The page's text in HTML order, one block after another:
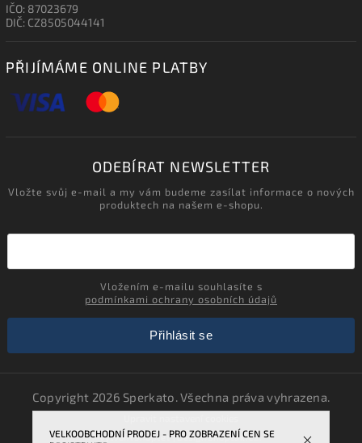
VELKOOBCHODNÍ PRODEJ - PRO ZOBRAZENÍ CEN SE
IČO: 87023679
DIČ: CZ8505044141
PŘIJÍMÁME ONLINE PLATBY
ODEBÍRAT NEWSLETTER
Vložte svůj e-mail a my vám budeme zasílat informace o nových
produktech na našem e-shopu.
podmínkami ochrany osobních údajů
Přihlásit se
Copyright 2026 Sperkato. Všechna práva vyhrazena.
VytvořilShoptet| DesignShoptak.cz.